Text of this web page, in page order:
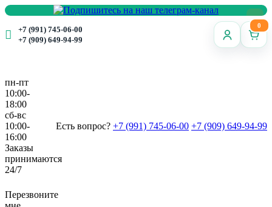
+7 (991) 745-06-00
+7 (909) 649-94-99
0
пн-пт
10:00-
18:00
сб-вс
10:00-
16:00
Заказы
принимаются
24/7
Есть вопрос? +7 (991) 745-06-00 +7 (909) 649-94-99
Перезвоните